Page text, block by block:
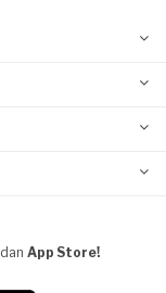
dan App Store!